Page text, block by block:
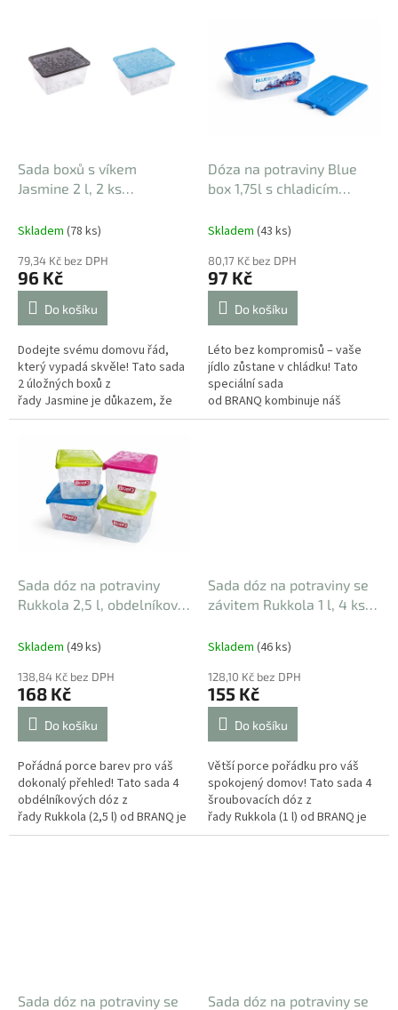
Sada boxů s víkem
Jasmine 2 l, 2 ks
Skladem (78 ks)
79,34 Kč bez DPH
96 Kč
Do košíku
Dodejte svému domovu řád,
který vypadá skvěle! Tato sada
2 úložných boxů z
řady Jasmine je důkazem, že
praktické skladování může být i
Dóza na potraviny Blue
box 1,75l s chladicím
Skladem (43 ks)
80,17 Kč bez DPH
97 Kč
Do košíku
Léto bez kompromisů – vaše
jídlo zůstane v chládku! Tato
speciální sada
od BRANQ kombinuje náš
oblíbený 1,75l Blue box s
Sada dóz na potraviny
Rukkola 2,5 l, obdelníková,
Skladem (49 ks)
138,84 Kč bez DPH
168 Kč
Do košíku
Pořádná porce barev pro váš
dokonalý přehled! Tato sada 4
obdélníkových dóz z
řady Rukkola (2,5 l) od BRANQ je
stvořena pro ty, kteří se nebojí
Sada dóz na potraviny se
závitem Rukkola 1 l, 4 ks
Skladem (46 ks)
128,10 Kč bez DPH
155 Kč
Do košíku
Větší porce pořádku pro váš
spokojený domov! Tato sada 4
šroubovacích dóz z
řady Rukkola (1 l) od BRANQ je
odpovědí na potřebu uskladnit i
Sada dóz na potraviny se
Sada dóz na potraviny se